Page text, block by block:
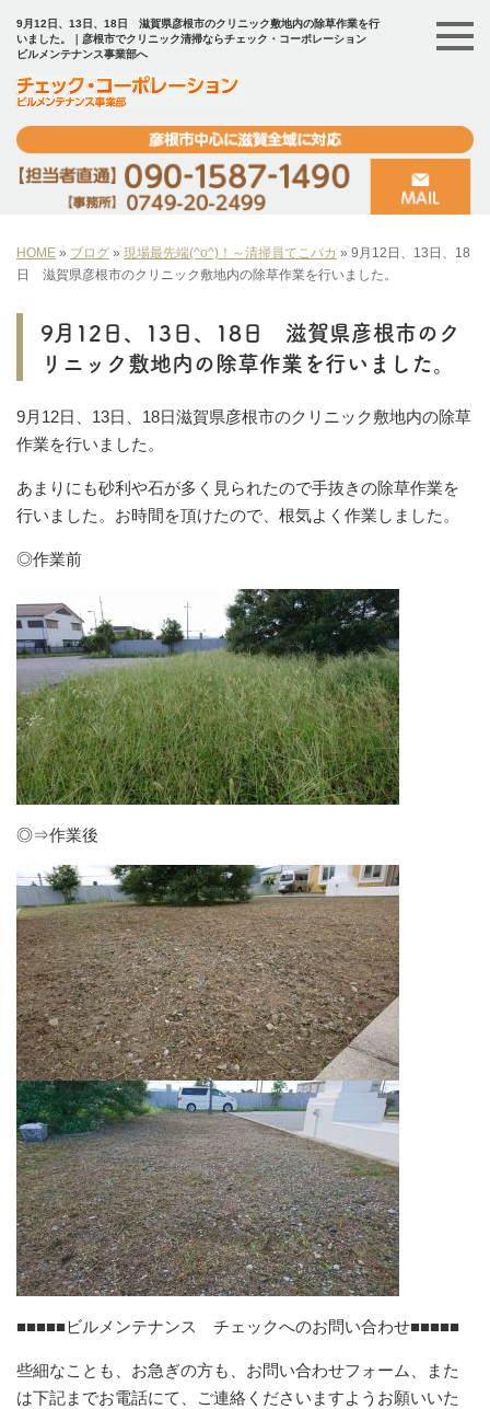
9月12日、13日、18日 滋賀県彦根市のクリニック敷地内の除草作業を行
いました。｜彦根市でクリニック清掃ならチェック・コーポレーション
ビルメンテナンス事業部へ
HOME » ブログ » 現場最先端(^o^)！～清掃員てこパカ » 9月12日、13日、18
日 滋賀県彦根市のクリニック敷地内の除草作業を行いました。
9月12日、13日、18日 滋賀県彦根市のク
リニック敷地内の除草作業を行いました。
9月12日、13日、18日滋賀県彦根市のクリニック敷地内の除草
作業を行いました。
あまりにも砂利や石が多く見られたので手抜きの除草作業を
行いました。お時間を頂けたので、根気よく作業しました。
◎作業前
◎⇒作業後
■■■■■ビルメンテナンス チェックへのお問い合わせ■■■■■
些細なことも、お急ぎの方も、お問い合わせフォーム、また
は下記までお電話にて、ご連絡くださいますようお願いいた